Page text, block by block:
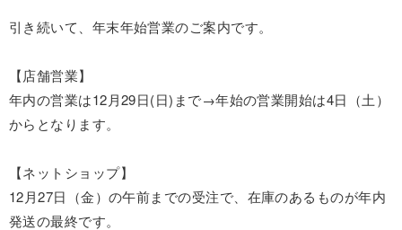
引き続いて、年末年始営業のご案内です。
【店舗営業】
年内の営業は12月29日(日)まで→年始の営業開始は4日（土）
からとなります。
【ネットショップ】
12月27日（金）の午前までの受注で、在庫のあるものが年内
発送の最終です。